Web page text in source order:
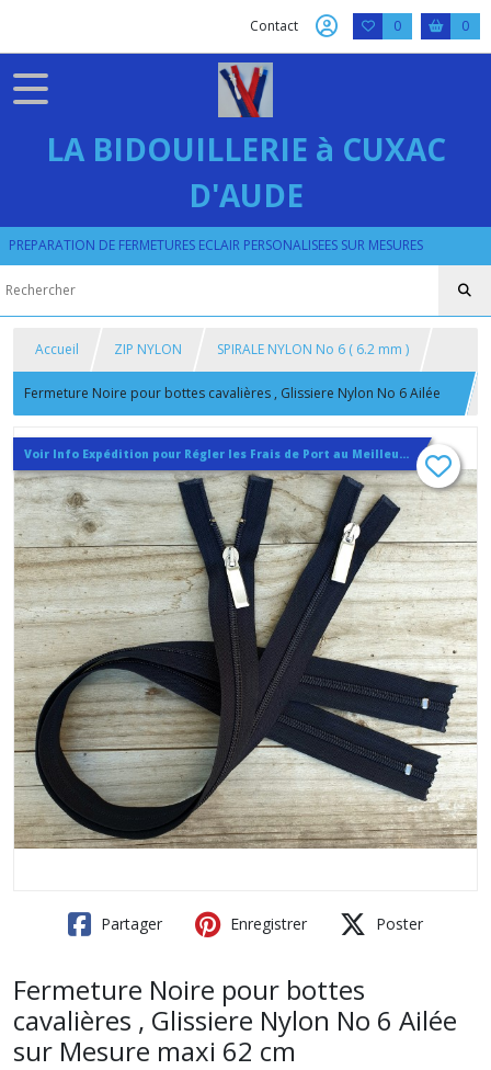
Contact 0 0
LA BIDOUILLERIE à CUXAC
D'AUDE
PREPARATION DE FERMETURES ECLAIR PERSONALISEES SUR MESURES
Accueil ZIP NYLON SPIRALE NYLON No 6 ( 6.2 mm )
Fermeture Noire pour bottes cavalières , Glissiere Nylon No 6 Ailée
sur Mesure maxi 62 cm
Voir Info Expédition pour Régler les Frais de Port au Meilleur Prix , En haut d'ecran à Droite
Partager Enregistrer Poster
Fermeture Noire pour bottes
cavalières , Glissiere Nylon No 6 Ailée
sur Mesure maxi 62 cm